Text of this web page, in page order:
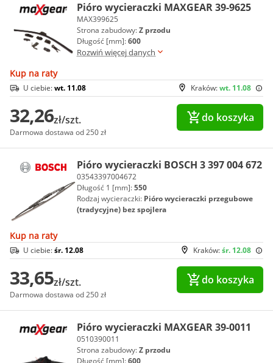
Pióro wycieraczki MAXGEAR 39-9625
MAX399625
Strona zabudowy:Z przodu
Długość [mm]:600
Rozwiń więcej danych
Kup na raty
Kraków:wt. 11.08
U ciebie:wt. 11.08
32,26zł/szt.
Darmowa dostawa od 250 zł
do koszyka
Pióro wycieraczki BOSCH 3 397 004 672
03543397004672
Długość 1 [mm]:550
Rodzaj wycieraczki: Pióro wycieraczki przegubowe
(tradycyjne) bez spojlera
Kup na raty
Kraków:śr. 12.08
U ciebie:śr. 12.08
33,65zł/szt.
Darmowa dostawa od 250 zł
do koszyka
Pióro wycieraczki MAXGEAR 39-0011
0510390011
Strona zabudowy:Z przodu